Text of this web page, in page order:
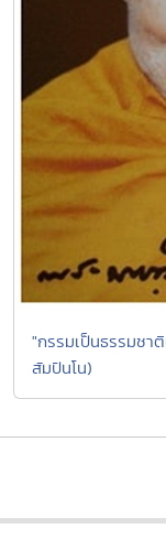
"กรรมเป็นธรรมช
สัมปันโน)